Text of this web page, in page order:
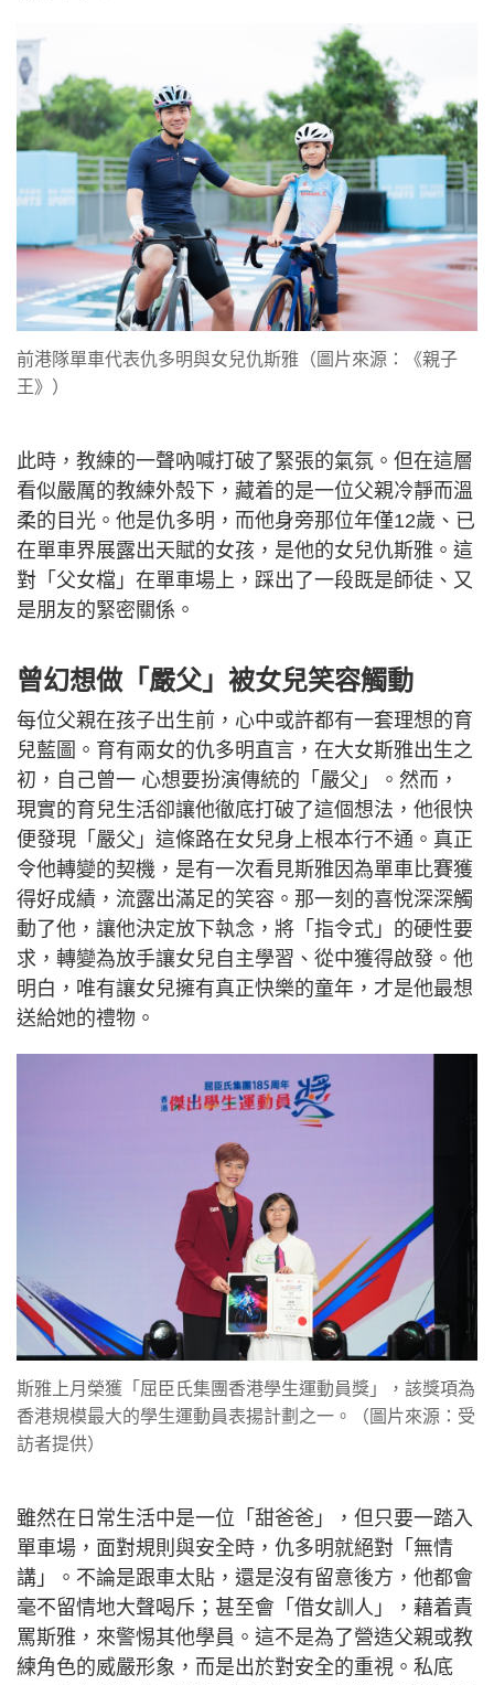
談的「車友」兼朋友。然而，這位前單車港將坦言，
這條為父之路並非一開始就順風順水，而是「鐵腕與
放手」之間的掙扎。
烈日當空，單車場內疾風呼嘯，伴隨着鏈條快速轉動
的沙沙聲。這裏的空氣充斥着汗水與緊繃的張力，對
普通孩子而言，單車疾速下的眩暈與跌倒的恐懼足已
讓人卻步，何況是那些要跟隨嚴格教練進行刻苦訓練
的小車手？
前港隊單車代表仇多明與女兒仇斯雅（圖片來源：《親子
王》）
此時，教練的一聲吶喊打破了緊張的氣氛。但在這層
看似嚴厲的教練外殼下，藏着的是一位父親冷靜而溫
柔的目光。他是仇多明，而他身旁那位年僅12歲、已
在單車界展露出天賦的女孩，是他的女兒仇斯雅。這
對「父女檔」在單車場上，踩出了一段既是師徒、又
是朋友的緊密關係。
曾幻想做「嚴父」被女兒笑容觸動
每位父親在孩子出生前，心中或許都有一套理想的育
兒藍圖。育有兩女的仇多明直言，在大女斯雅出生之
初，自己曾一 心想要扮演傳統的「嚴父」。然而，
現實的育兒生活卻讓他徹底打破了這個想法，他很快
便發現「嚴父」這條路在女兒身上根本行不通。真正
令他轉變的契機，是有一次看見斯雅因為單車比賽獲
得好成績，流露出滿足的笑容。那一刻的喜悅深深觸
動了他，讓他決定放下執念，將「指令式」的硬性要
求，轉變為放手讓女兒自主學習、從中獲得啟發。他
明白，唯有讓女兒擁有真正快樂的童年，才是他最想
送給她的禮物。